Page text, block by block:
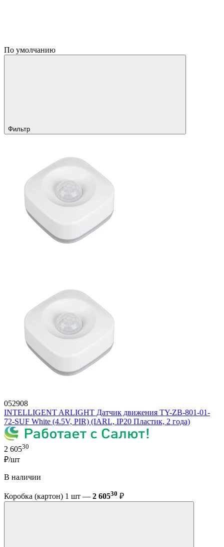
По умолчанию
Фильтр
052908
INTELLIGENT ARLIGHT Датчик движения TY-ZB-801-01-
72-SUF White (4.5V, PIR) (IARL, IP20 Пластик, 2 года)
2 60530
₽/шт
В наличии
Коробка (картон) 1 шт — 2 60530 ₽